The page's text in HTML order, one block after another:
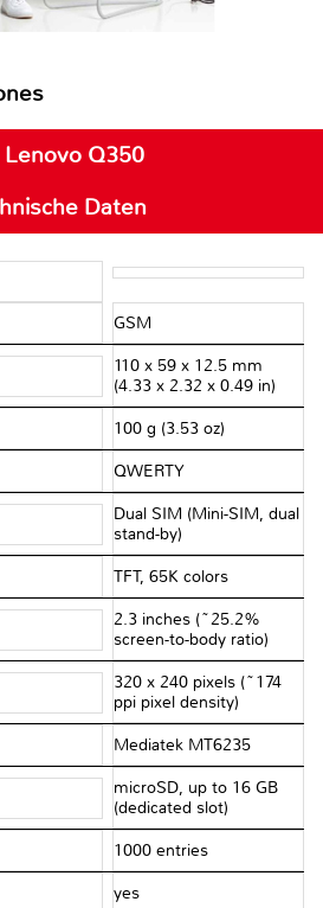
Q350
Daten
GSM
110 x 59 x 12.5 mm
(4.33 x 2.32 x 0.49 in)
100 g (3.53 oz)
QWERTY
Dual SIM (Mini-SIM, dual
stand-by)
TFT, 65K colors
2.3 inches (~25.2%
screen-to-body ratio)
320 x 240 pixels (~174
ppi pixel density)
Mediatek MT6235
microSD, up to 16 GB
(dedicated slot)
1000 entries
yes